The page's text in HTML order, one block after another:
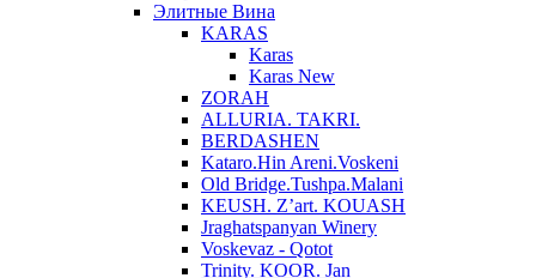
Элитные Вина
KARAS
Karas
Karas New
ZORAH
ALLURIA. TAKRI.
BERDASHEN
Kataro.Hin Areni.Voskeni
Old Bridge.Tushpa.Malani
KEUSH. Z’art. KOUASH
Jraghatspanyan Winery
Voskevaz - Qotot
Trinity. KOOR. Jan